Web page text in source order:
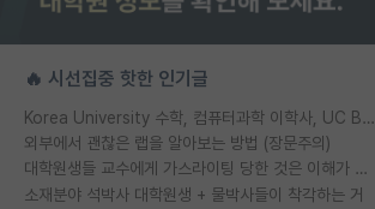
🔥 시선집중 핫한 인기글
Korea University 수학, 컴퓨터과학 이학사, UC Berkeley 산업공학 대학원 공학박사가 되는 것은 쉽지 않겠죠?
외부에서 괜찮은 랩을 알아보는 방법 (장문주의)
대학원생들 교수에게 가스라이팅 당한 것은 이해가 갑니다. 안타깝네요.
소재분야 석박사 대학원생 + 물박사들이 착각하는 거